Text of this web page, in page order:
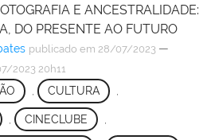
E ANCESTRALIDADE:
DO PRESENTE AO FUTURO
publicado em 28/07/2023 —
2023 20h11
, CULTURA ,
CINECLUBE